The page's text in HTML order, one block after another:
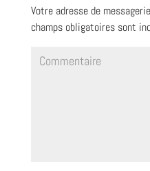
Votre adresse de
champs obligatoires sont